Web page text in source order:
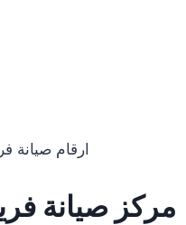
ارقام صيانة
مركز صيانة